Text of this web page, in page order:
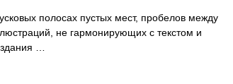
полосах пустых мест, пробелов между
не гармонирующих с текстом и
…